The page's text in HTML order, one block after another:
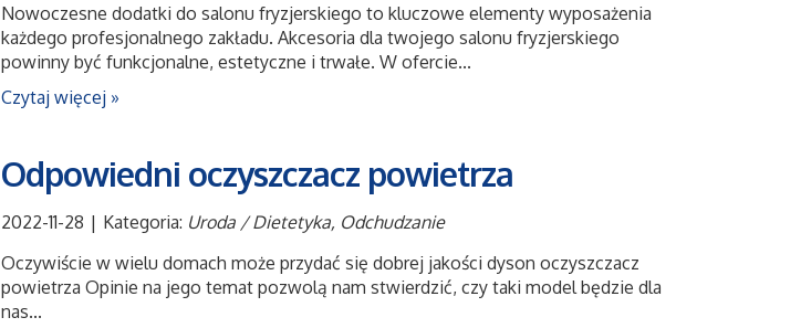
Nowoczesne dodatki do salonu fryzjerskiego to kluczowe elementy wyposażenia
każdego profesjonalnego zakładu. Akcesoria dla twojego salonu fryzjerskiego
powinny być funkcjonalne, estetyczne i trwałe. W ofercie...
Czytaj więcej »
Odpowiedni oczyszczacz powietrza
2022-11-28 | Kategoria: Uroda / Dietetyka, Odchudzanie
Oczywiście w wielu domach może przydać się dobrej jakości dyson oczyszczacz
powietrza Opinie na jego temat pozwolą nam stwierdzić, czy taki model będzie dla
nas...